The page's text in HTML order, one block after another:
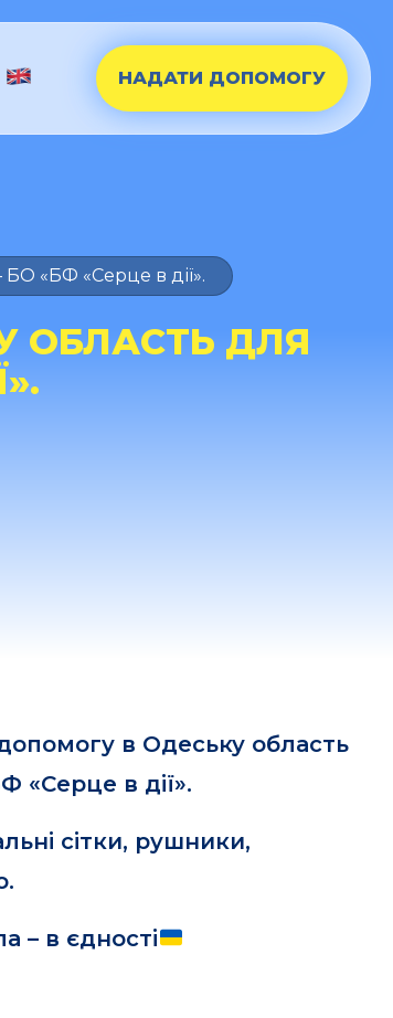
НАДАТИ ДОПОМОГУ
«БФ «Серце в дії».
ОБЛАСТЬ ДЛЯ
в Одеську область
«Серце в дії».
сітки, рушники,
– в єдності